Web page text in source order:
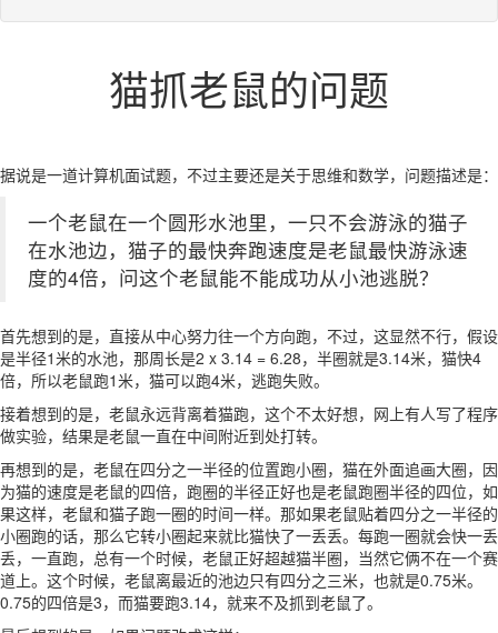
猫抓老鼠的问题
据说是一道计算机面试题，不过主要还是关于思维和数学，问题描述是：
一个老鼠在一个圆形水池里，一只不会游泳的猫子
在水池边，猫子的最快奔跑速度是老鼠最快游泳速
度的4倍，问这个老鼠能不能成功从小池逃脱？
首先想到的是，直接从中心努力往一个方向跑，不过，这显然不行，假设
是半径1米的水池，那周长是2 x 3.14 = 6.28，半圈就是3.14米，猫快4
倍，所以老鼠跑1米，猫可以跑4米，逃跑失败。
接着想到的是，老鼠永远背离着猫跑，这个不太好想，网上有人写了程序
做实验，结果是老鼠一直在中间附近到处打转。
再想到的是，老鼠在四分之一半径的位置跑小圈，猫在外面追画大圈，因
为猫的速度是老鼠的四倍，跑圈的半径正好也是老鼠跑圈半径的四位，如
果这样，老鼠和猫子跑一圈的时间一样。那如果老鼠贴着四分之一半径的
小圈跑的话，那么它转小圈起来就比猫快了一丢丢。每跑一圈就会快一丢
丢，一直跑，总有一个时候，老鼠正好超越猫半圈，当然它俩不在一个赛
道上。这个时候，老鼠离最近的池边只有四分之三米，也就是0.75米。
0.75的四倍是3，而猫要跑3.14，就来不及抓到老鼠了。